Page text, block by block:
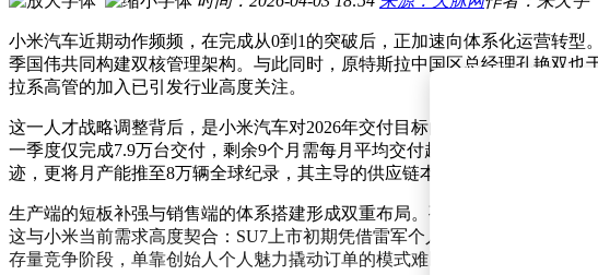
小米汽车近期动作频频，在完成从0到1的突破后，正加速向体系化运营转
季国伟共同构建双核管理架构。与此同时，原特斯拉中国区总经理孔艳双
拉系高管的加入已引发行业高度关注。
这一人才战略调整背后，是小米汽车对2026年交付目标的严峻挑战。根据
一季度仅完成7.9万台交付，剩余9个月需每月平均交付超5.2万台，产能压
迹，更将月产能推至8万辆全球纪录，其主导的供应链本土化率超过95%，为
生产端的短板补强与销售端的体系搭建形成双重布局。孔艳双在特斯拉期
这与小米当前需求高度契合：SU7上市初期凭借雷军个人IP实现现象级热
存量竞争阶段，单靠创始人个人魅力撬动订单的模式难以为继。